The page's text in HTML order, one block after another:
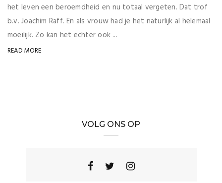
het leven een beroemdheid en nu totaal vergeten. Dat trof
b.v. Joachim Raff. En als vrouw had je het naturlijk al helemaal
moeilijk. Zo kan het echter ook ...
READ MORE
VOLG ONS OP